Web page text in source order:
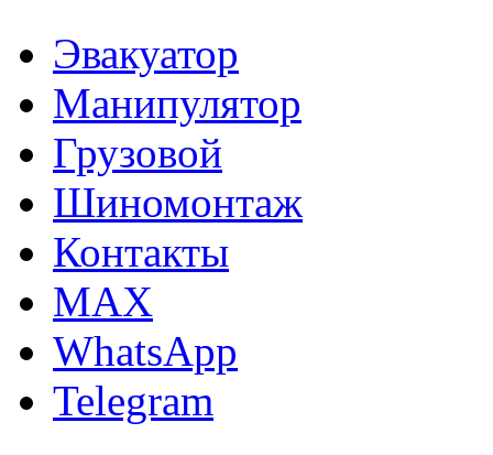
Эвакуатор
Манипулятор
Грузовой
Шиномонтаж
Контакты
MAX
WhatsApp
Telegram